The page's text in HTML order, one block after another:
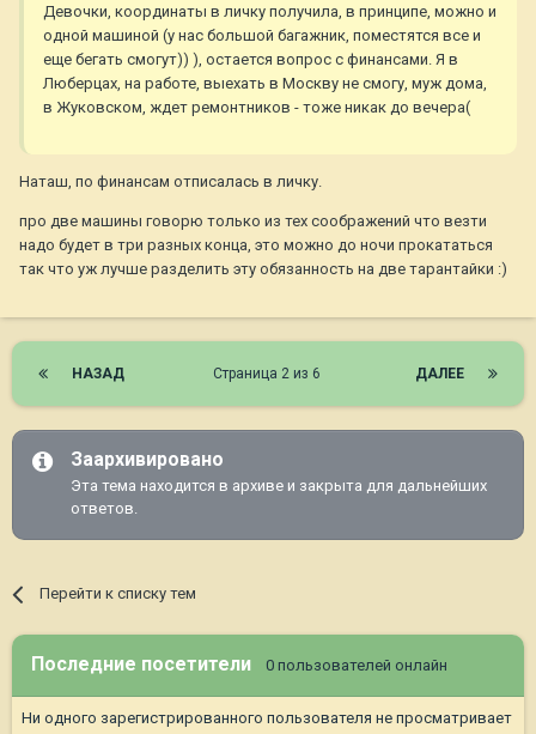
Девочки, координаты в личку получила, в принципе, можно и
одной машиной (у нас большой багажник, поместятся все и
еще бегать смогут)) ), остается вопрос с финансами. Я в
Люберцах, на работе, выехать в Москву не смогу, муж дома,
в Жуковском, ждет ремонтников - тоже никак до вечера(
Наташ, по финансам отписалась в личку.
про две машины говорю только из тех соображений что везти
надо будет в три разных конца, это можно до ночи прокататься
так что уж лучше разделить эту обязанность на две тарантайки :)
НАЗАД ДАЛЕЕ
Страница 2 из 6
Заархивировано
Эта тема находится в архиве и закрыта для дальнейших
ответов.
Перейти к списку тем
Последние посетители 0 пользователей онлайн
Ни одного зарегистрированного пользователя не просматривает